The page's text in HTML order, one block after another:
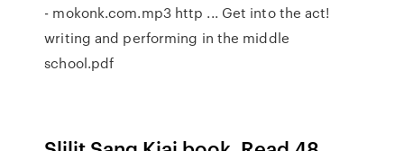
- mokonk.com.mp3 http ... Get into the act!
writing and performing in the middle
school.pdf